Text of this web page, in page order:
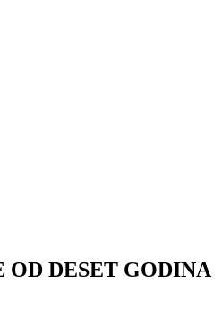
DESET GODINA